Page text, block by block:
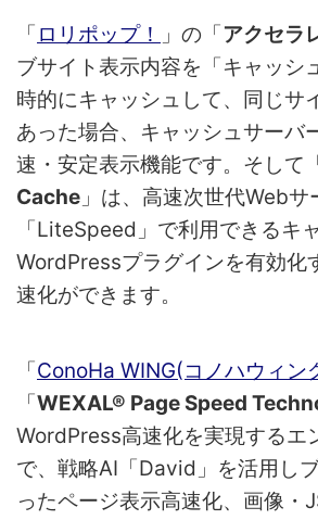
「 ロリポップ！ 」の「アクセラ
ブサイト表示内容を「キャッシ
時的にキャッシュして、同じサ
あった場合、キャッシュサーバ
速・安定表示機能です。そして
Cache 」は、高速次世代Webサ
「LiteSpeed」で利用できるキ
WordPressプラグインを有効化
速化ができます。
「ConoHa WING(コノハウィン
「WEXAL® Page Speed
WordPress高速化を実現するエ
で、戦略AI「David」を活用し
ったページ表示高速化、画像・